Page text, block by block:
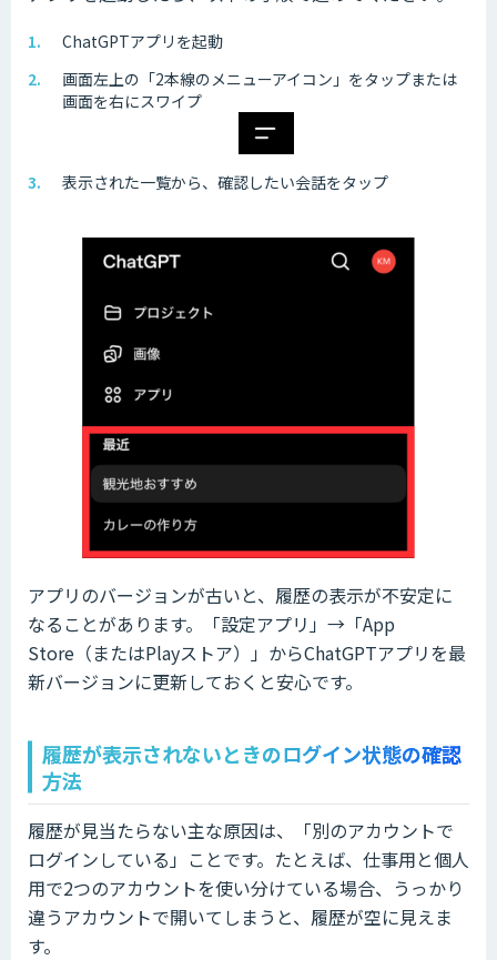
ChatGPTアプリを起動
画面左上の「2本線のメニューアイコン」をタップまたは
画面を右にスワイプ
表示された一覧から、確認したい会話をタップ
アプリのバージョンが古いと、履歴の表示が不安定に
なることがあります。「設定アプリ」→「App
Store（またはPlayストア）」からChatGPTアプリを最
新バージョンに更新しておくと安心です。
履歴が表示されないときのログイン状態の確認
方法
履歴が見当たらない主な原因は、「別のアカウントで
ログインしている」ことです。たとえば、仕事用と個人
用で2つのアカウントを使い分けている場合、うっかり
違うアカウントで開いてしまうと、履歴が空に見えま
す。